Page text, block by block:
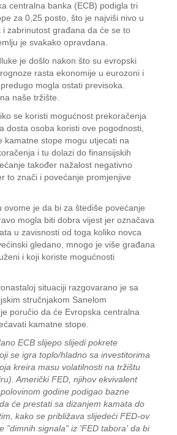
centralna banka (ECB) podigla tri
za 0,25 posto, što je najviši nivo u
i zabrinutost građana da će se to
je svakako opravdana.
je došlo nakon što su evropski
rasta ekonomije u eurozoni i
mogla ostati previsoka.
naše tržište.
se koristi mogućnost prekoračenja
dosta osoba koristi ove pogodnosti,
kamatne stope mogu utjecati na
i tu dolazi do finansijskih
također nažalost negativno
to znači i povećanje promjenjive
ovome je da bi za štediše povećanje
mogla biti dobra vijest jer označava
u zavisnosti od toga koliko novca
gledano, mnogo je više građana
i koji koriste mogućnosti
situaciji razgovarano je sa
stručnjakom Sanelom
poručio da će Evropska centralna
kamatne stope.
ECB slijepo slijedi pokrete
se igra toplo/hladno sa investitorima
kreira masu volatilnosti na tržištu
Američki FED, njihov ekvivalent
godine podigao bazne
će prestati sa dizanjem kamata do
kako se približava slijedeći FED-ov
"dimnih signala" iz 'FED tabora' da bi